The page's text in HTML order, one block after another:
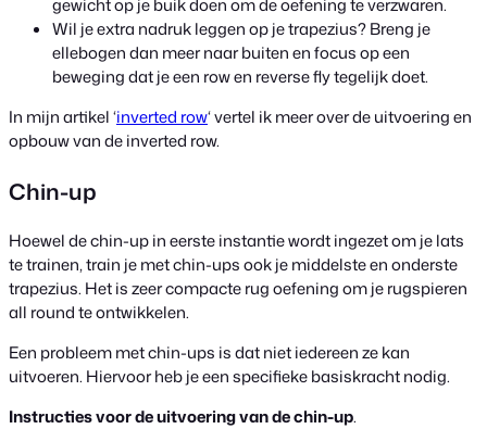
gewicht op je buik doen om de oefening te verzwaren.
Wil je extra nadruk leggen op je trapezius? Breng je
ellebogen dan meer naar buiten en focus op een
beweging dat je een row en reverse fly tegelijk doet.
In mijn artikel ‘inverted row‘ vertel ik meer over de uitvoering en
opbouw van de inverted row.
Chin-up
Hoewel de chin-up in eerste instantie wordt ingezet om je lats
te trainen, train je met chin-ups ook je middelste en onderste
trapezius. Het is zeer compacte rug oefening om je rugspieren
all round te ontwikkelen.
Een probleem met chin-ups is dat niet iedereen ze kan
uitvoeren. Hiervoor heb je een specifieke basiskracht nodig.
Instructies voor de uitvoering van de chin-up.